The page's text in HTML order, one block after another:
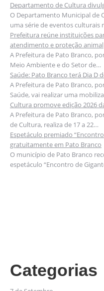
Departamento de Cultura
O Departamento Municipal de
uma série de eventos culturais
Prefeitura reúne instituições
atendimento e proteção animal
A Prefeitura de Pato Branco,
Meio Ambiente e do Setor de…
Saúde: Pato Branco terá Dia D
A Prefeitura de Pato Branco,
Saúde, vai realizar uma
Cultura promove edição 2026
A Prefeitura de Pato Branco,
de Cultura, realiza de 17 a 22…
Espetáculo premiado
gratuitamente em Pato Branco
O município de Pato Branco
espetáculo “Encontro de
Categorias